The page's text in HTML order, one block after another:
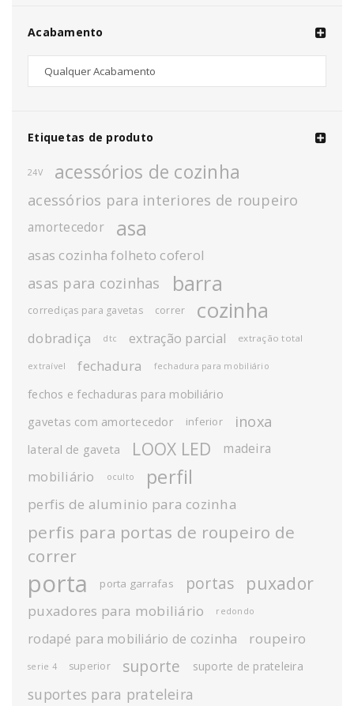
Acabamento
Etiquetas de produto
24V acessórios de cozinha
acessórios para interiores de roupeiro
amortecedor asa
asas cozinha folheto coferol
asas para cozinhas barra
corrediças para gavetas correr cozinha
dobradiça dtc extração parcial extração total
extraível fechadura fechadura para mobiliário
fechos e fechaduras para mobiliário
gavetas com amortecedor
inferior inoxa
lateral de gaveta LOOX LED madeira
mobiliário oculto perfil
perfis de aluminio para cozinha
perfis para portas de roupeiro de
correr
porta porta garrafas portas puxador
puxadores para mobiliário redondo
rodapé para mobiliário de cozinha roupeiro
serie 4 superior suporte suporte de prateleira
suportes para prateleira